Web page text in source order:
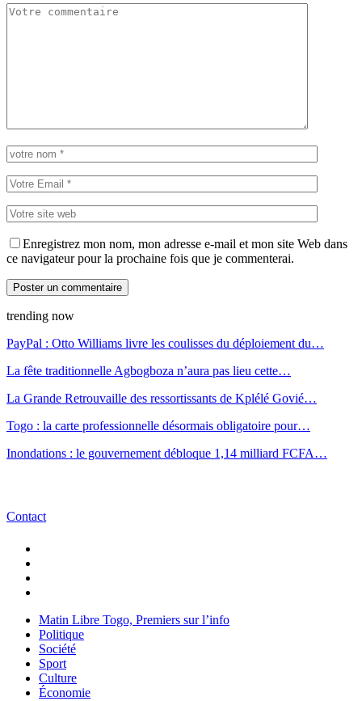
Enregistrez mon nom, mon adresse e-mail et mon site Web dans
ce navigateur pour la prochaine fois que je commenterai.
trending now
PayPal : Otto Williams livre les coulisses du déploiement du…
La fête traditionnelle Agbogboza n’aura pas lieu cette…
La Grande Retrouvaille des ressortissants de Kplélé Govié…
Togo : la carte professionnelle désormais obligatoire pour…
Inondations : le gouvernement débloque 1,14 milliard FCFA…
Contact
Matin Libre Togo, Premiers sur l’info
Politique
Société
Sport
Culture
Économie